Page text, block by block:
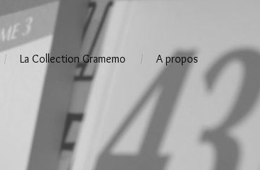
La Collection Gramemo A propos